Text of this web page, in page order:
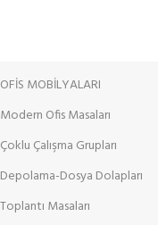
OFİS MOBİLYALARI
Modern Ofis Masaları
Çoklu Çalışma Grupları
Depolama-Dosya Dolapları
Toplantı Masaları